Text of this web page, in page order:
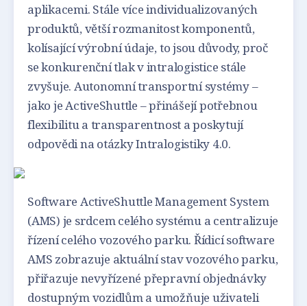
aplikacemi. Stále více individualizovaných
produktů, větší rozmanitost komponentů,
kolísající výrobní údaje, to jsou důvody, proč
se konkurenční tlak v intralogistice stále
zvyšuje. Autonomní transportní systémy –
jako je ActiveShuttle – přinášejí potřebnou
flexibilitu a transparentnost a poskytují
odpovědi na otázky Intralogistiky 4.0.
Software ActiveShuttle Management System
(AMS) je srdcem celého systému a centralizuje
řízení celého vozového parku. Řídicí software
AMS zobrazuje aktuální stav vozového parku,
přiřazuje nevyřízené přepravní objednávky
dostupným vozidlům a umožňuje uživateli